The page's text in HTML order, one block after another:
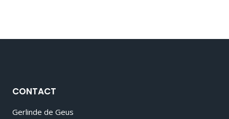
CONTACT
Gerlinde de Geus